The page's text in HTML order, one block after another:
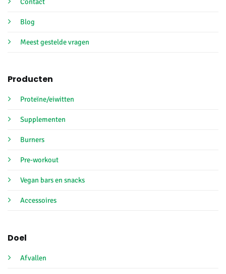
Blog
Meest gestelde vragen
Producten
Proteïne/eiwitten
Supplementen
Burners
Pre-workout
Vegan bars en snacks
Accessoires
Doel
Afvallen